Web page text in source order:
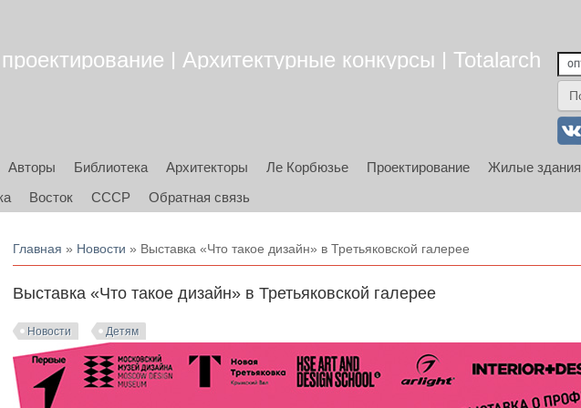
| Архитектурные конкурсы | Totalarch
Авторы Библиотека Архитекторы Ле Корбюзье Проектирование Жилые здания
Восток СССР Обратная связь
Вы здесь
Главная » Новости » Выставка «Что такое дизайн» в Третьяковской галерее
Выставка «Что такое дизайн» в Третьяковской галерее
Новости Детям